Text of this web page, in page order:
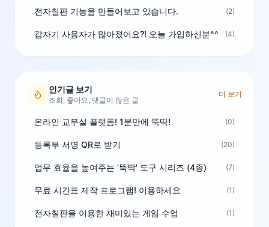
전자칠판 기능을 만들어보고 있습니다. (2)
갑자기 사용자가 많아졌어요?! 오늘 가입하신분^^ (4)
인기글 보기
조회, 좋아요, 댓글이 많은 글
더 보기
온라인 교무실 플랫폼! 1분만에 뚝딱! (0)
등록부 서명 QR로 받기 (20)
업무 효율을 높여주는 '뚝딱' 도구 시리즈 (4종) (7)
무료 시간표 제작 프로그램! 이용하세요 (1)
전자칠판을 이용한 재미있는 게임 수업 (1)